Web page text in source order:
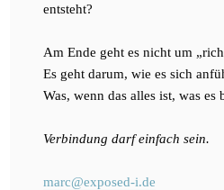
entsteht?
Am Ende geht es nicht um
Es geht darum, wie es sich
Was, wenn das alles ist, was es
Verbindung darf einfach sein.
marc@exposed-i.de